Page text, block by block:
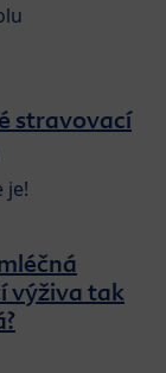
stravovací
je!
výživa tak